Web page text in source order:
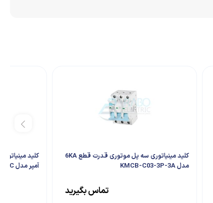
کلید مینیاتوری سه پل موتوری قدرت قطع 6KA
مدل KMCB-C03-3P-3A
تماس بگیرید
آمپر مدل 5SL6310-7RC